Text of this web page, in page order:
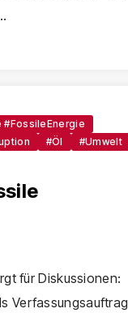
#FossileEnergie
#Öl
#Umwelt
für Diskussionen:
Verfassungsauftrag